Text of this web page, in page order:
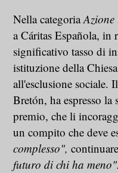
Nella categoria
a Cáritas Española, in
significativo tasso di
istituzione della
all'esclusione sociale.
Bretón, ha espresso
premio, che li
un compito che deve
complesso",
futuro di chi ha meno".